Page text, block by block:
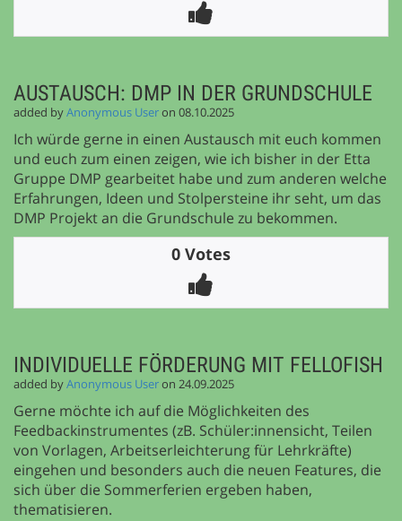
AUSTAUSCH: DMP IN DER GRUNDSCHULE
added byAnonymous Useron 08.10.2025
Ich würde gerne in einen Austausch mit euch kommen
und euch zum einen zeigen, wie ich bisher in der Etta
Gruppe DMP gearbeitet habe und zum anderen welche
Erfahrungen, Ideen und Stolpersteine ihr seht, um das
DMP Projekt an die Grundschule zu bekommen.
0 Votes
INDIVIDUELLE FÖRDERUNG MIT FELLOFISH
added byAnonymous Useron 24.09.2025
Gerne möchte ich auf die Möglichkeiten des
Feedbackinstrumentes (zB. Schüler:innensicht, Teilen
von Vorlagen, Arbeitserleichterung für Lehrkräfte)
eingehen und besonders auch die neuen Features, die
sich über die Sommerferien ergeben haben,
thematisieren.